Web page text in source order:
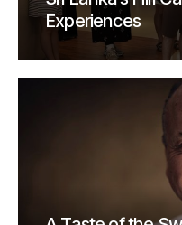
Experiences